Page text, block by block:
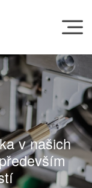
Menu
v našich